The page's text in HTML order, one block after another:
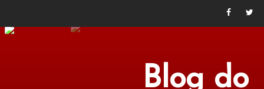
Blog do